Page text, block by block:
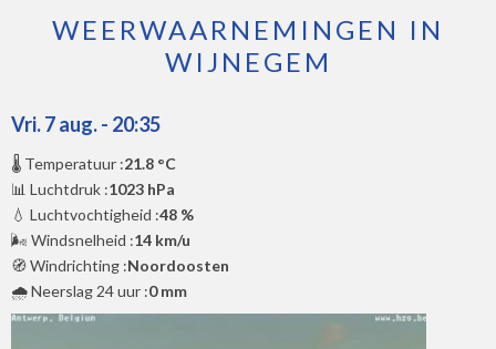
WEERWAARNEMINGEN IN
WIJNEGEM
Vri. 7 aug. - 20:35
🌡️ Temperatuur :21.8 °C
📊 Luchtdruk :1023 hPa
💧 Luchtvochtigheid :48 %
🌬️ Windsnelheid :14 km/u
🧭 Windrichting :Noordoosten
🌧️ Neerslag 24 uur :0 mm